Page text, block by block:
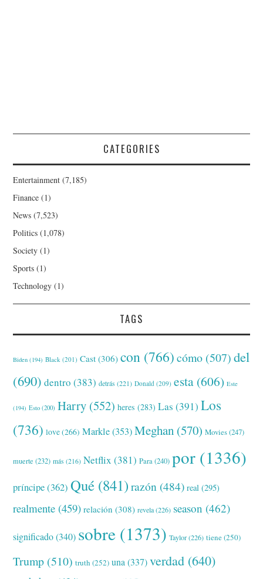
CATEGORIES
Entertainment (7,185)
Finance (1)
News (7,523)
Politics (1,078)
Society (1)
Sports (1)
Technology (1)
TAGS
Biden (194) Black (201) Cast (306) con (766) cómo (507) del
(690) dentro (383) detrás (221) Donald (209) esta (606) Este
(194) Esto (200) Harry (552) heres (283) Las (391) Los
(736) love(266) Markle(353) Meghan (570) Movies(247)
muerte (232) más (216) Netflix (381) Para(240) por (1336)
príncipe(362) Qué (841) razón (484) real (295)
realmente (459) relación (308) revela(226) season (462)
significado(340) sobre (1373) Taylor(226) tiene(250)
Trump (510) truth (252) una (337) verdad (640)